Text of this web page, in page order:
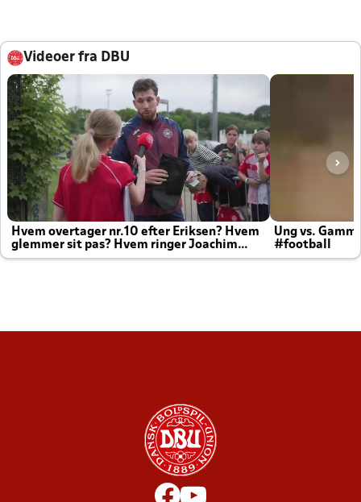
Videoer fra DBU
Hvem overtager nr.10 efter Eriksen? Hvem
glemmer sit pas? Hvem ringer Joachim
altid til efter kampe?
Ung vs.
#football